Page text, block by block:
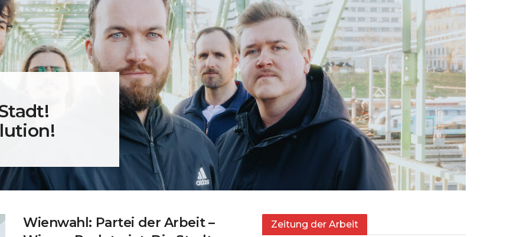
Wienwahl: Partei der Arbeit –
Zeitung der Arbeit